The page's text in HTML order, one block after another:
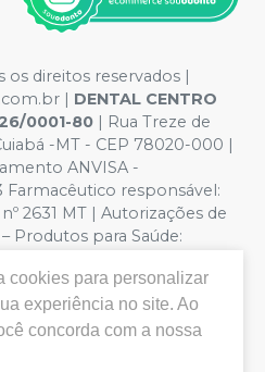
direitos reservados |
| DENTAL CENTRO
0001-80 | Rua Treze de
-MT - CEP 78020-000 |
ANVISA -
Farmacêutico responsável:
2631 MT | Autorizações de
Produtos para Saúde:
ilustrativas - Os preços e
sujeitos a alterações. Em
no site, o valor válido é o
vendemos por atacado,
cookies para personalizar
experiência no site. Ao
concorda com a nossa